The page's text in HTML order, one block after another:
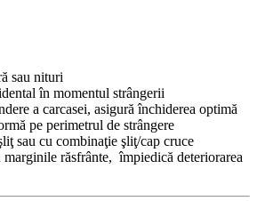
sau nituri
în momentul strângerii
a carcasei, asigură închiderea optimă
pe perimetrul de strângere
sau cu combinaţie şliţ/cap cruce
marginile răsfrânte, împiedică deteriorarea